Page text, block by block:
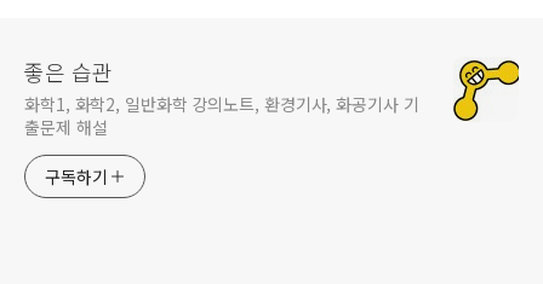
좋은 습관
화학1, 화학2, 일반화학 강의노트, 환경기사, 화공기사 기
출문제 해설
구독하기